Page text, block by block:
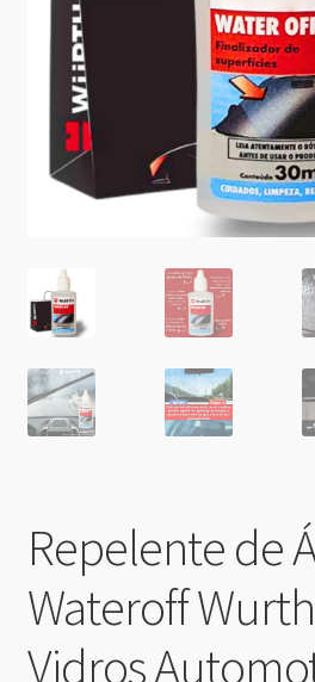
Repelente de
Wateroff
Vidros